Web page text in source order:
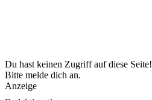
Du hast keinen Zugriff auf diese Seite!
Bitte melde dich an.
Anzeige